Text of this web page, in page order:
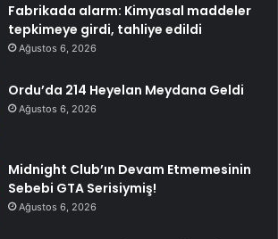
Fabrikada alarm: Kimyasal maddeler
tepkimeye girdi, tahliye edildi
Ağustos 6, 2026
Ordu’da 214 Heyelan Meydana Geldi
Ağustos 6, 2026
Midnight Club’ın Devam Etmemesinin
Sebebi GTA Serisiymiş!
Ağustos 6, 2026